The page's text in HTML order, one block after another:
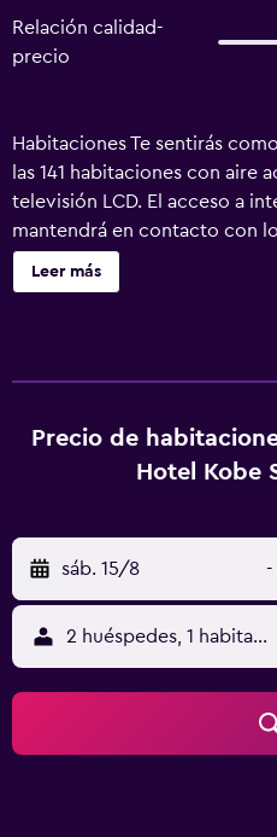
Relación calidad-
precio
Habitaciones Te sentirás
las 141 habitaciones con
televisión LCD. El acceso a
mantendrá en contacto con
tu programa favorito en la
satélite. El cuarto de baño
servicios de concierge o una
Ubicación del
Hospédate en este hotel y
Ikuta, así como a 1,9 km de
Tienes un restaurante y una
comer algo en este hotel.
el Bar. Todos los días, de
desayuno buffet con cargo.
instalaciones o servicios
Octubre de 2021 al 1 de
Leer más
Precio de
Hotel Kobe
sáb. 15/8 -
2 huéspedes, 1